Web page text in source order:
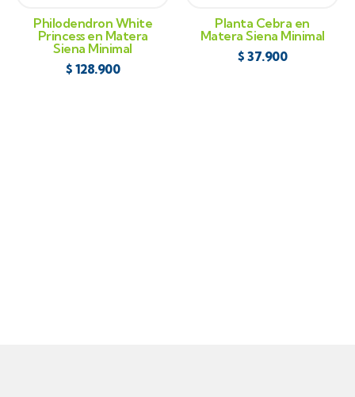
Philodendron White
Princess en Matera
Siena Minimal
$ 128.900
Planta Cebra en
Matera Siena Minimal
$ 37.900